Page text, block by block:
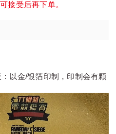
接受后再下单。
以金/银箔印制，印制会有颗